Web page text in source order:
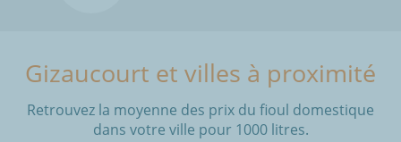
Gizaucourt et villes à proximité
Retrouvez la moyenne des prix du fioul domestique
dans votre ville pour 1000 litres.